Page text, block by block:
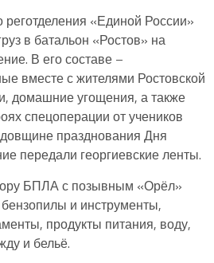
реготделения «Единой России»
в батальон «Ростов» на
В его составе –
вместе с жителями Ростовской
домашние угощения, а также
спецоперации от учеников
празднования Дня
передали георгиевские ленты.
БПЛА с позывным «Орёл»
и инструменты,
продукты питания, воду,
и бельё.